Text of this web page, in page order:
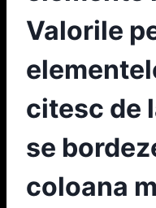
Valorile
citesc de
se
coloana